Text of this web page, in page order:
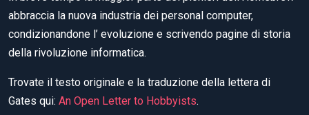
abbraccia la nuova industria dei personal computer,
condizionandone l’ evoluzione e scrivendo pagine di storia
della rivoluzione informatica.
Trovate il testo originale e la traduzione della lettera di
Gates qui: An Open Letter to Hobbyists.